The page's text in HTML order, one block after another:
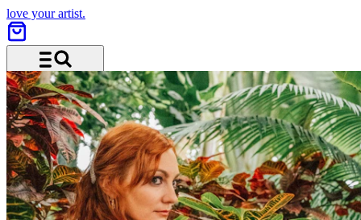
love your artist.
Menü und Suche